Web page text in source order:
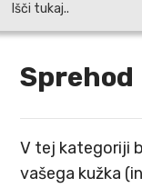
Sprehod
V tej kategoriji
vašega kužka